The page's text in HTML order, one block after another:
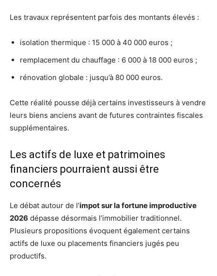
Les travaux représentent parfois des montants élevés :
isolation thermique : 15 000 à 40 000 euros ;
remplacement du chauffage : 6 000 à 18 000 euros ;
rénovation globale : jusqu’à 80 000 euros.
Cette réalité pousse déjà certains investisseurs à vendre
leurs biens anciens avant de futures contraintes fiscales
supplémentaires.
Les actifs de luxe et patrimoines
financiers pourraient aussi être
concernés
Le débat autour de l’impot sur la fortune improductive
2026 dépasse désormais l’immobilier traditionnel.
Plusieurs propositions évoquent également certains
actifs de luxe ou placements financiers jugés peu
productifs.